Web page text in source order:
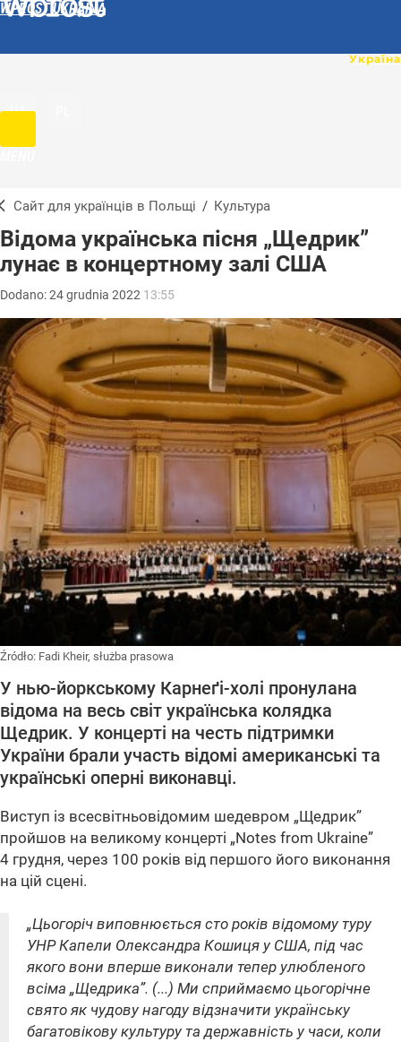
WPROST UKRAINA
UA
Сайт для українців в Польщі / Культура
Відома українська пісня „Щедрик”
лунає в концертному залі США
Dodano:24grudnia 2022 13:55
Źródło: Fadi Kheir, służba prasowa
У нью-йоркському Карнеґі-холі пронулана
відома на весь світ українська колядка
Щедрик. У концерті на честь підтримки
України брали участь відомі американські та
українські оперні виконавці.
Виступ із всесвітньовідомим шедевром „Щедрик”
пройшов на великому концерті „Notes from Ukraine”
4 грудня, через 100 років від першого його виконання
на цій сцені.
„Цьогоріч виповнюється сто років відомому туру
УНР Капели Олександра Кошиця у США, під час
якого вони вперше виконали тепер улюбленого
всіма „Щедрика”. (...) Ми сприймаємо цьогорічне
свято як чудову нагоду відзначити українську
багатовікову культуру та державність у часи, коли